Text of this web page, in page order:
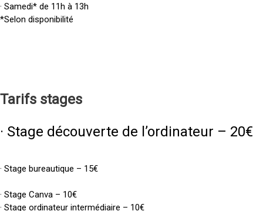
· Samedi* de 11h à 13h
*Selon disponibilité
Tarifs stages
· Stage découverte de l’ordinateur – 20€
· Stage bureautique – 15€
· Stage Canva – 10€
· Stage ordinateur intermédiaire – 10€